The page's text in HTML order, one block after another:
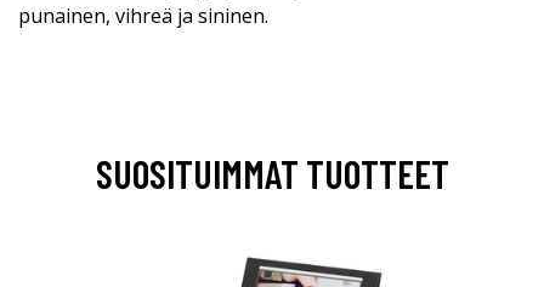
punainen, vihreä ja sininen.
SUOSITUIMMAT TUOTTEET